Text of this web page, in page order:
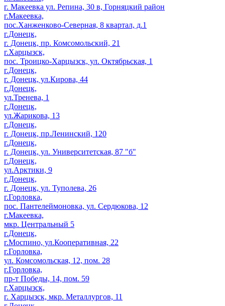
г. Макеевка ул. Репина, 30 в, Горняцкий район
г.Макеевка,
пос.Ханженково-Северная, 8 квартал, д.1
г.Донецк,
г. Донецк, пр. Комсомольский, 21
г.Харцызск,
пос. Троицко-Харцызск, ул. Октябрьская, 1
г.Донецк,
г. Донецк, ул.Кирова, 44
г.Донецк,
ул.Тренева, 1
г.Донецк,
ул.Жарикова, 13
г.Донецк,
г. Донецк, пр.Ленинский, 120
г.Донецк,
г. Донецк, ул. Университетская, 87 "б"
г.Донецк,
ул.Арктики, 9
г.Донецк,
г. Донецк, ул. Туполева, 26
г.Горловка,
пос. Пантелеймоновка, ул. Сердюкова, 12
г.Макеевка,
мкр. Центральный 5
г.Донецк,
г.Моспино, ул.Кооперативная, 22
г.Горловка,
ул. Комсомольская, 12, пом. 28
г.Горловка,
пр-т Победы, 14, пом. 59
г.Харцызск,
г. Харцызск, мкр. Металлургов, 11